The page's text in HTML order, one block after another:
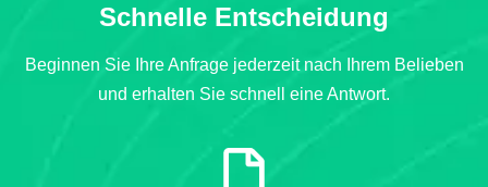
Schnelle Entscheidung
Beginnen Sie Ihre Anfrage jederzeit nach Ihrem Belieben
und erhalten Sie schnell eine Antwort.